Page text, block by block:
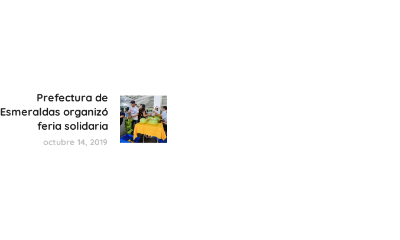
Prefectura de
Esmeraldas organizó
feria solidaria
octubre 14, 2019